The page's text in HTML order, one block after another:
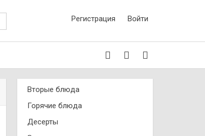
Регистрация Войти
Вторые блюда
Горячие блюда
Десерты